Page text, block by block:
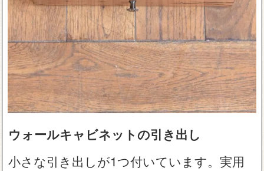
ウォールキャビネットの引き出し
小さな引き出しが1つ付いています。実用